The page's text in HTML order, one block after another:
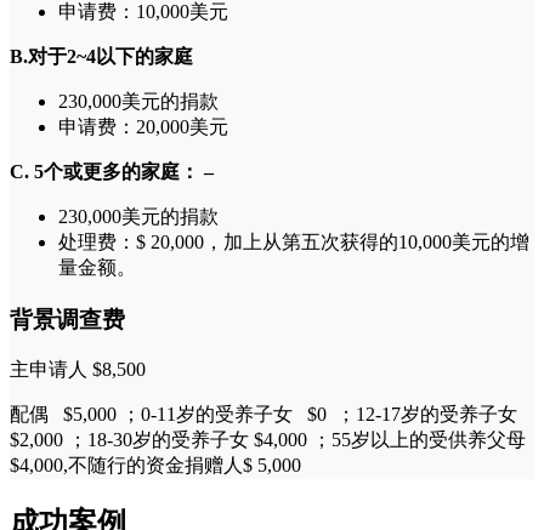
申请费：10,000美元
B.对于2~4以下的家庭
230,000美元的捐款
申请费：20,000美元
C. 5个或更多的家庭： –
230,000美元的捐款
处理费：$ 20,000，加上从第五次获得的10,000美元的增
量金额。
背景调查费
主申请人 $8,500
配偶 $5,000 ；0-11岁的受养子女 $0 ；12-17岁的受养子女
$2,000 ；18-30岁的受养子女 $4,000 ；55岁以上的受供养父母
$4,000,不随行的资金捐赠人$ 5,000
成功案例